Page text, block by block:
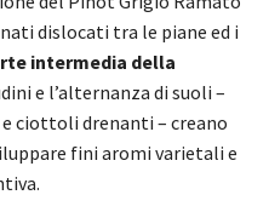
dislocati tra le piane ed i
intermedia della
e l’alternanza di suoli –
ciottoli drenanti – creano
fini aromi varietali e